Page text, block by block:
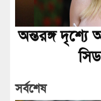
অন্তরঙ্গ দৃশ্যে
সর্বশেষ